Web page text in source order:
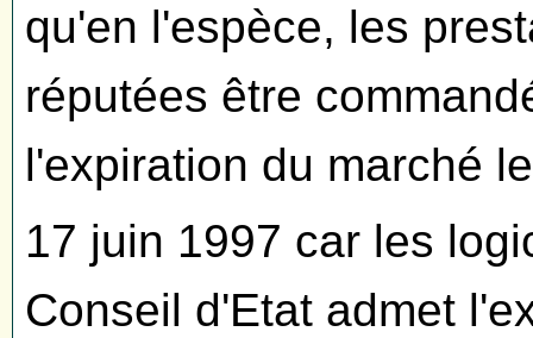
qu'en l'espèce, les
réputées être
l'expiration du marché le
17 juin 1997 car les
Conseil d'Etat admet